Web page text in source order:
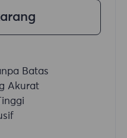
Batas
Akurat